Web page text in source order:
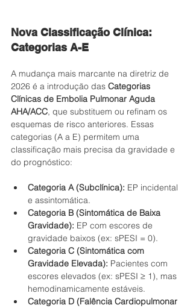
Nova Classificação Clínica:
Categorias A-E
A mudança mais marcante na diretriz de
2026 é a introdução das Categorias
Clínicas de Embolia Pulmonar Aguda
AHA/ACC, que substituem ou refinam os
esquemas de risco anteriores. Essas
categorias (A a E) permitem uma
classificação mais precisa da gravidade e
do prognóstico:
Categoria A (Subclínica): EP incidental
e assintomática.
Categoria B (Sintomática de Baixa
Gravidade): EP com escores de
gravidade baixos (ex: sPESI = 0).
Categoria C (Sintomática com
Gravidade Elevada): Pacientes com
escores elevados (ex: sPESI ≥ 1), mas
hemodinamicamente estáveis.
Categoria D (Falência Cardiopulmonar